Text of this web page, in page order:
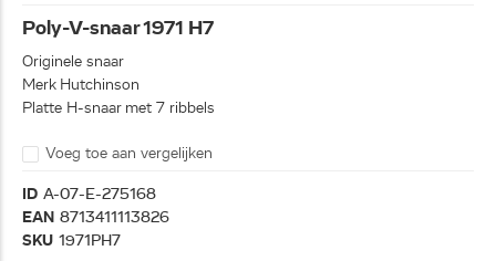
Poly-V-snaar 1971 H7
Originele snaar
Merk Hutchinson
Platte H-snaar met 7 ribbels
Voeg toe aan vergelijken
ID A-07-E-275168
EAN 8713411113826
SKU 1971PH7